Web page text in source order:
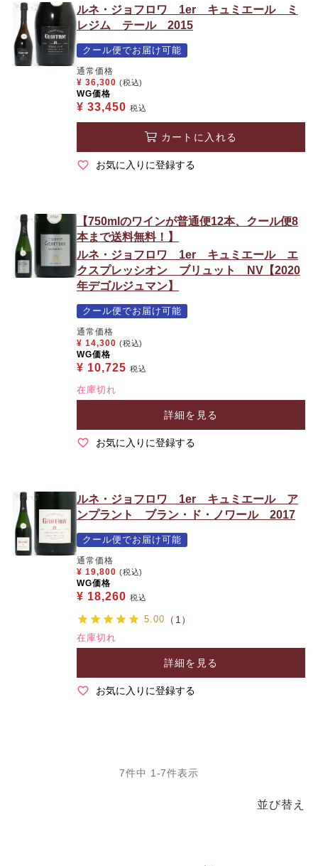
ルネ・ジョフロワ 1er キュミエール ミ
レジム テール 2015
クール便でお届け可能
通常価格
¥ 36,300 (税込)
WG価格
¥ 33,450 税込
カートに入れる
お気に入りに登録する
【750mlのワインが普通便12本、クール便8
本まで送料無料！】
ルネ・ジョフロワ 1er キュミエール エ
クスプレッシオン ブリュット NV【2020
年デゴルジュマン】
クール便でお届け可能
通常価格
¥ 14,300 (税込)
WG価格
¥ 10,725 税込
在庫切れ
詳細を見る
お気に入りに登録する
ルネ・ジョフロワ 1er キュミエール ア
ンプラント ブラン・ド・ノワール 2017
クール便でお届け可能
通常価格
¥ 19,800 (税込)
WG価格
¥ 18,260 税込
5.00 （1）
在庫切れ
詳細を見る
お気に入りに登録する
並び替え
7件中 1 -7件表示